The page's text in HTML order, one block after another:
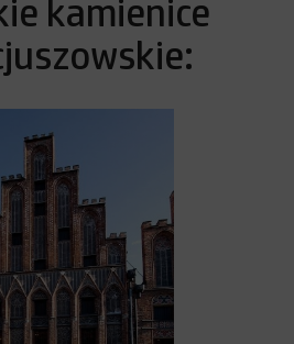
kamienice